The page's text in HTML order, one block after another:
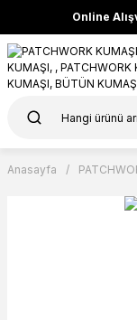
Online
Anasayfa